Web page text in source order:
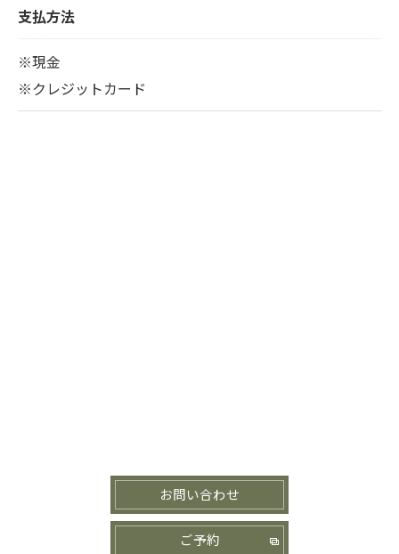
支払方法
※現金
※クレジットカード
お問い合わせ
ご予約